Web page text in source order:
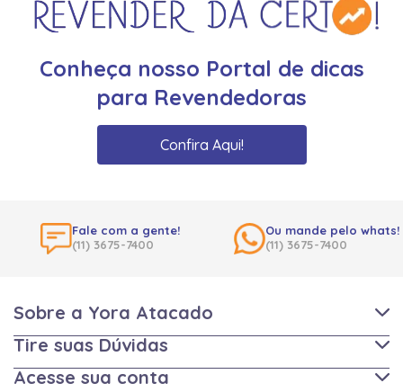
Conheça nosso Portal de dicas
para Revendedoras
Confira Aqui!
Fale com a gente!
(11) 3675-7400
Ou mande pelo whats!
(11) 3675-7400
Sobre a Yora Atacado
Tire suas Dúvidas
Acesse sua conta